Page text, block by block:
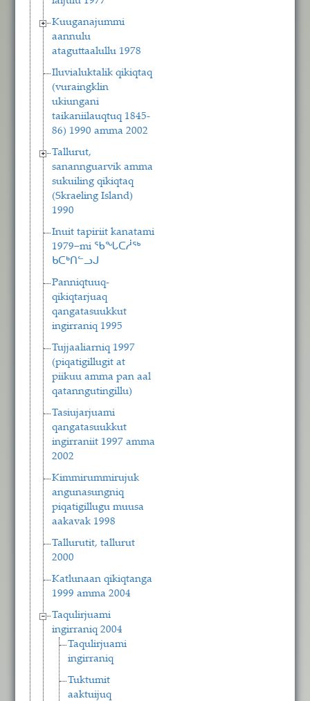
Kuuganajummi
aannulu
ataguttaalullu 1978
Iluvialuktalik qikiqtaq
(vuraingklin
ukiungani
taikaniilauqtuq 1845-
86) 1990 amma 2002
Tallurut,
sanannguarvik amma
sukuiling qikiqtaq
(Skraeling Island)
1990
Inuit tapiriit kanatami
1979−mi ᖃᖓᑕᓲᖅ
ᑲᑕᒃᑎᓪᓗᒍ
Panniqtuuq-
qikiqtarjuaq
qangatasuukkut
ingirraniq 1995
Tujjaaliarniq 1997
(piqatigillugit at
piikuu amma pan aal
qatanngutingillu)
Tasiujarjuami
qangatasuukkut
ingirraniit 1997 amma
2002
Kimmirummirujuk
angunasungniq
piqatigillugu muusa
aakavak 1998
Tallurutit, tallurut
2000
Katlunaan qikiqtanga
1999 amma 2004
Taqulirjuami
ingirraniq 2004
Taqulirjuami
ingirraniq
Tuktumit
aaktuijuq